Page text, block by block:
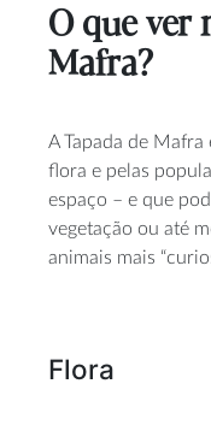
O que ver
Mafra?
A Tapada de
flora e pelas
espaço – e que
vegetação ou até
animais mais
Flora